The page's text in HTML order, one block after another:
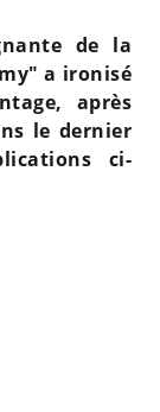
de la
a ironisé
après
le dernier
ci-